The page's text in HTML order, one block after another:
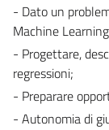
- Dato un
Machine
- Progettare,
regressioni;
- Preparare
- Autonomia di